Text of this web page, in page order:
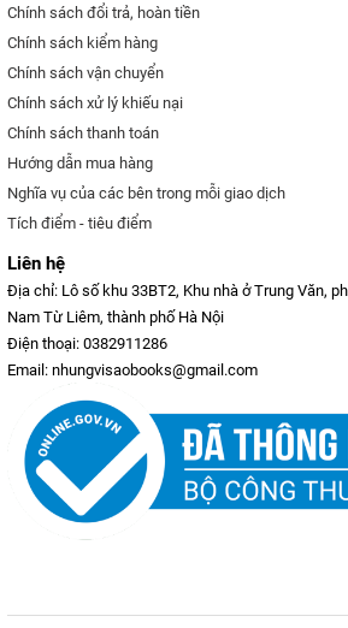
Chính sách đổi trả, hoàn tiền
Chính sách kiểm hàng
Chính sách vận chuyển
Chính sách xử lý khiếu nại
Chính sách thanh toán
Hướng dẫn mua hàng
Nghĩa vụ của các bên trong mỗi giao dịch
Tích điểm - tiêu điểm
Liên hệ
Địa chỉ: Lô số khu 33BT2, Khu nhà ở Trung Văn,
Nam Từ Liêm, thành phố Hà Nội
Điện thoại: 0382911286
Email: nhungvisaobooks@gmail.com